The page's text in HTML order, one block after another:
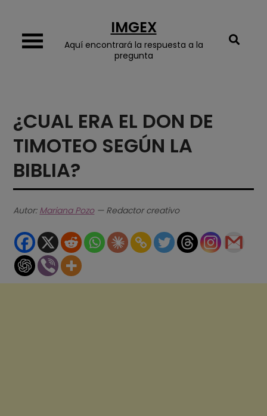
content
IMGEX
Aquí encontrará la respuesta a la
pregunta
¿CUAL ERA EL DON DE
TIMOTEO SEGÚN LA
BIBLIA?
Autor: Mariana Pozo— Redactor creativo